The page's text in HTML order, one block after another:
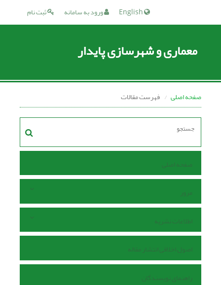
ثبت نام ورود به سامانه
معماری و شهرسازی پایدار
صفحه اصلی فهرست مقالات
صفحه اصلی
مرور
اطلاعات نشریه
اصول اخلاقی انتشار مقاله
راهنمای نویسندگان